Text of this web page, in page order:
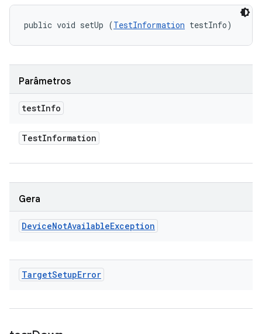
public void setUp (TestInformation testInfo)
Parâmetros
testInfo
TestInformation
Gera
DeviceNotAvailableException
TargetSetupError